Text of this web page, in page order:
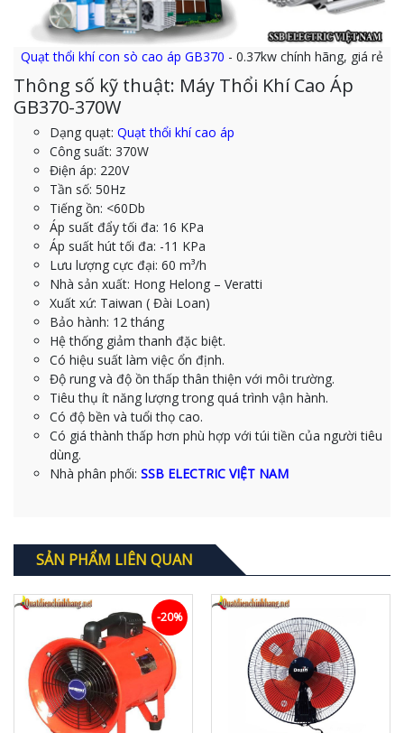
Quạt thổi khí con sò cao áp GB370 - 0.37kw chính hãng, giá rẻ
Thông số kỹ thuật: Máy Thổi Khí Cao Áp
GB370-370W
Dạng quạt: Quạt thổi khí cao áp
Công suất: 370W
Điện áp: 220V
Tần số: 50Hz
Tiếng ồn: <60Db
Áp suất đẩy tối đa: 16 KPa
Áp suất hút tối đa: -11 KPa
Lưu lượng cực đại: 60 m³/h
Nhà sản xuất: Hong Helong – Veratti
Xuất xứ: Taiwan ( Đài Loan)
Bảo hành: 12 tháng
Hệ thống giảm thanh đặc biệt.
Có hiệu suất làm việc ổn định.
Độ rung và độ ồn thấp thân thiện với môi trường.
Tiêu thụ ít năng lượng trong quá trình vận hành.
Có độ bền và tuổi thọ cao.
Có giá thành thấp hơn phù hợp với túi tiền của người tiêu
dùng.
Nhà phân phối: SSB ELECTRIC VIỆT NAM
SẢN PHẨM LIÊN QUAN
-20%